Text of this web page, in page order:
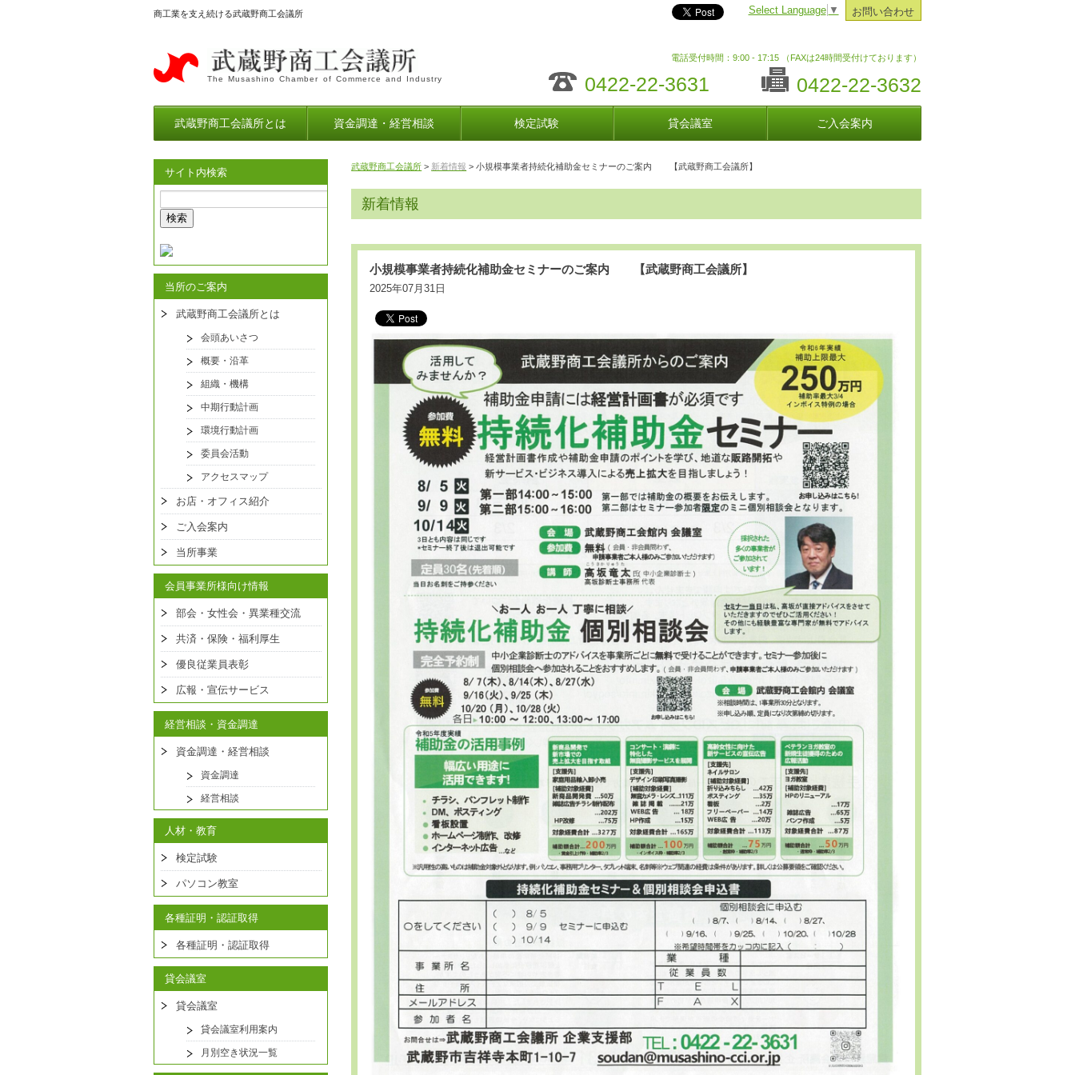
商工業を支え続ける武蔵野商工会議所 お問い合わせ
Select Language ▼
The Musashino Chamber of Commerce and Industry
電話受付時間：9:00 - 17:15 （FAXは24時間受付けております）
0422-22-3631 0422-22-3632
武蔵野商工会議所とは 資金調達・経営相談 検定試験 貸会議室 ご入会案内
武蔵野商工会議所 > 新着情報 > 小規模事業者持続化補助金セミナーのご案内 【武蔵野商工会議所】
新着情報
小規模事業者持続化補助金セミナーのご案内 【武蔵野商工会議所】
2025年07月31日
サイト内検索
当所のご案内
武蔵野商工会議所とは
会頭あいさつ
概要・沿革
組織・機構
中期行動計画
環境行動計画
委員会活動
アクセスマップ
お店・オフィス紹介
ご入会案内
当所事業
会員事業所様向け情報
部会・女性会・異業種交流
共済・保険・福利厚生
優良従業員表彰
広報・宣伝サービス
経営相談・資金調達
資金調達・経営相談
資金調達
経営相談
人材・教育
検定試験
パソコン教室
各種証明・認証取得
各種証明・認証取得
貸会議室
貸会議室
貸会議室利用案内
月別空き状況一覧